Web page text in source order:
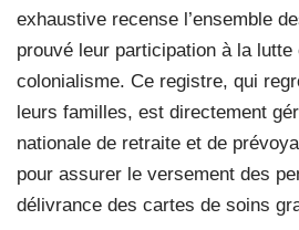
exhaustive recense l’ensemble
prouvé leur participation à la lutte
colonialisme. Ce registre, qui
leurs familles, est directement
nationale de retraite et de
pour assurer le versement des
délivrance des cartes de soins